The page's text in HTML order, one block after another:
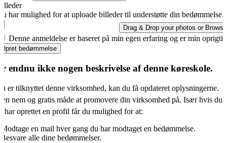
har mulighed for at uploade billeder til understøtte din bedømmelse.
Drag & Drop your photos or Browse
Denne anmeldelse er baseret på min egen erfaring og er min
Opret bedømmelse
endnu ikke nogen beskrivelse af denne køreskole.
er tilknyttet denne virksomhed, kan du få opdateret oplysningerne.
en nem og gratis måde at promovere din virksomhed på. Især hvis du
har oprettet en profil får du mulighed for at:
Modtage en mail hver gang du har modtaget en bedømmelse.
Besvare alle dine bedømmelser.